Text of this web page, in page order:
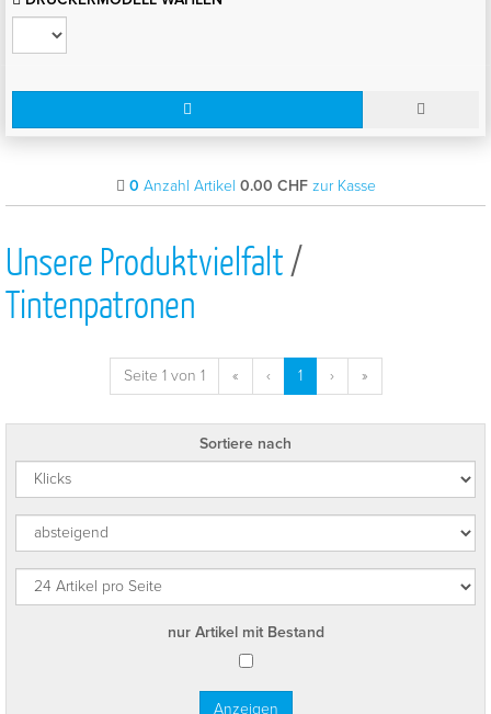
0 Anzahl Artikel 0.00 CHF zur Kasse
Unsere Produktvielfalt/
Tintenpatronen
Seite 1 von 1 « ‹ 1 › »
Sortiere nach
nur Artikel mit Bestand